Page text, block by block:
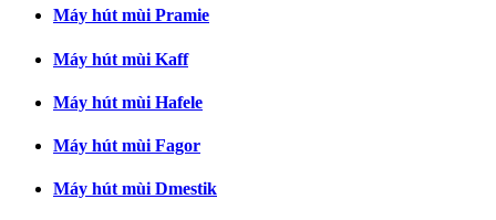
Máy hút mùi Pramie
Máy hút mùi Kaff
Máy hút mùi Hafele
Máy hút mùi Fagor
Máy hút mùi Dmestik